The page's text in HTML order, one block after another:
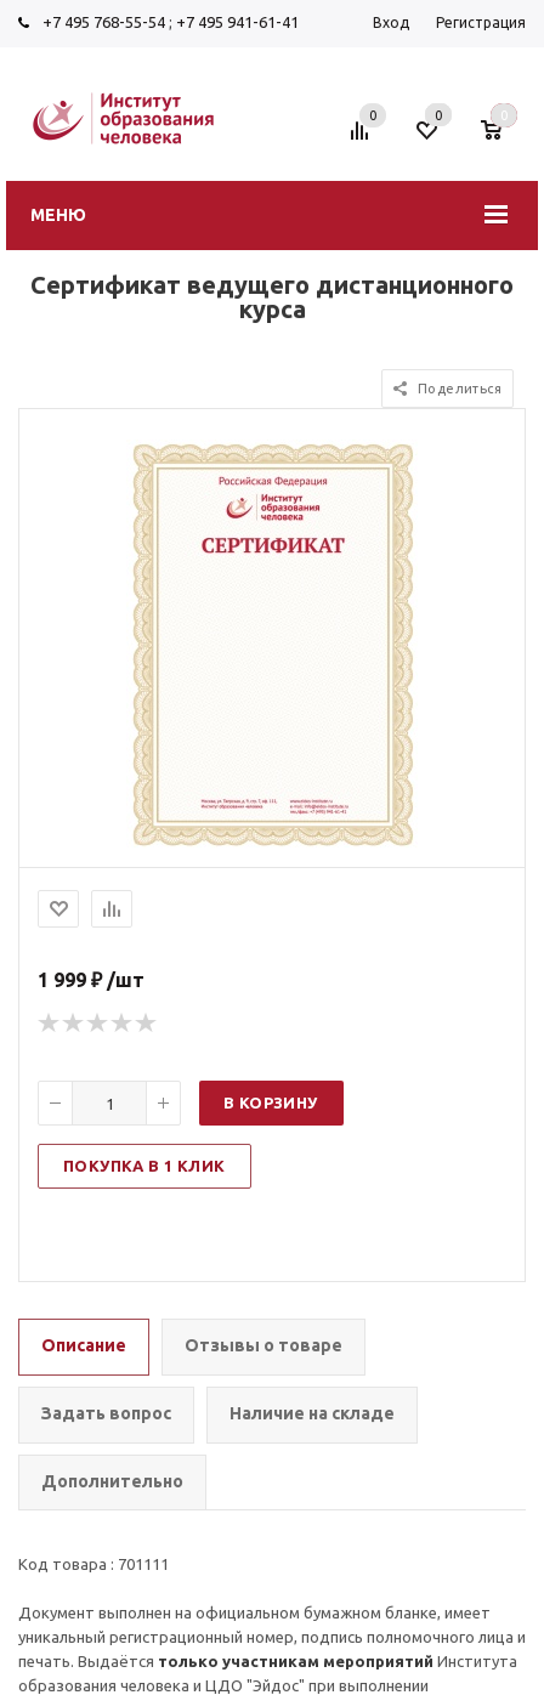
+7 495 768-55-54 ; +7 495 941-61-41 Вход Регистрация
МЕНЮ
0 0 0
Сертификат ведущего дистанционного
курса
Поделиться
1 999 ₽ /шт
В КОРЗИНУ
ПОКУПКА В 1 КЛИК
Описание Отзывы о товаре
Задать вопрос Наличие на складе
Дополнительно
Код товара : 701111
Документ выполнен на официальном бумажном бланке, имеет
уникальный регистрационный номер, подпись полномочного лица и
печать. Выдаётся только участникам мероприятий Института
образования человека и ЦДО "Эйдос" при выполнении